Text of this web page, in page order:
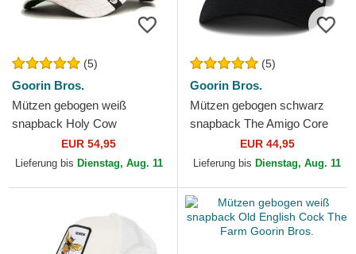
(5)
Goorin Bros.
Mützen gebogen weiß
snapback Holy Cow
Religulous The Farm Goorin
Bros.
EUR 54,95
Lieferung bis Dienstag, Aug. 11
(5)
Goorin Bros.
Mützen gebogen schwarz
snapback The Amigo Core
Combo The Farm Goorin
Bros.
EUR 44,95
Lieferung bis Dienstag, Aug. 11